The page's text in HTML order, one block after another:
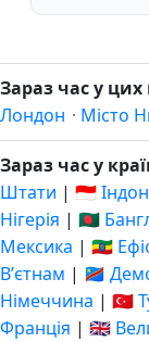
Зараз час у цих
Лондон · Місто
Зараз час у
Штати | 🇮🇩
Нігерія | 🇧🇩
Мексика | 🇪🇹
Вʼєтнам | 🇨🇩
Німеччина | 🇹🇷
Франція | 🇬🇧